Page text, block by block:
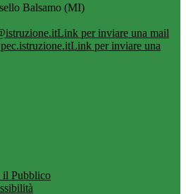
Balsamo (MI)
Link per inviare una mail
Link per inviare una
Pubblico